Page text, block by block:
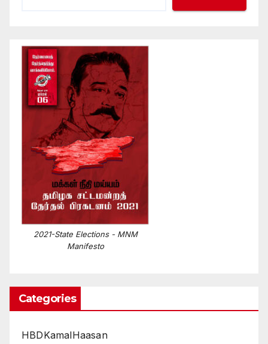
2021-State Elections - MNM
Manifesto
Categories
HBDKamalHaasan